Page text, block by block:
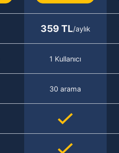
359 TL/aylık
1 Kullanıcı
30 arama